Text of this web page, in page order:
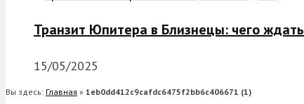
Транзит Юпитера в Близнецы: чего ждать
15/05/2025
Вы здесь: Главная » 1eb0dd412c9cafdc6475f2bb6c406671 (1)